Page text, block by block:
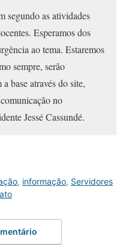
segundo as atividades
Esperamos dos
ao tema. Estaremos
sempre, serão
base através do site,
no
Jessé Cassundé.
, informação, Servidores